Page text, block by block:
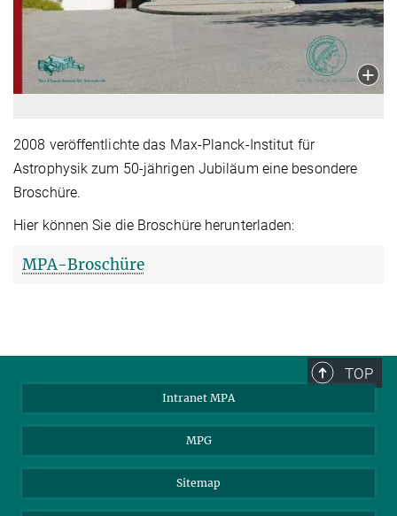
2008 veröffentlichte das Max-Planck-Institut für
Astrophysik zum 50-jährigen Jubiläum eine besondere
Broschüre.
Hier können Sie die Broschüre herunterladen:
MPA-Broschüre
TOP
Intranet MPA
MPG
Sitemap